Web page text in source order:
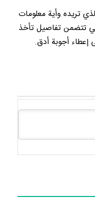
تريده وأية معلومات
تتضمن تفاصيل تأخذ
إعطاء أجوبة أدق.